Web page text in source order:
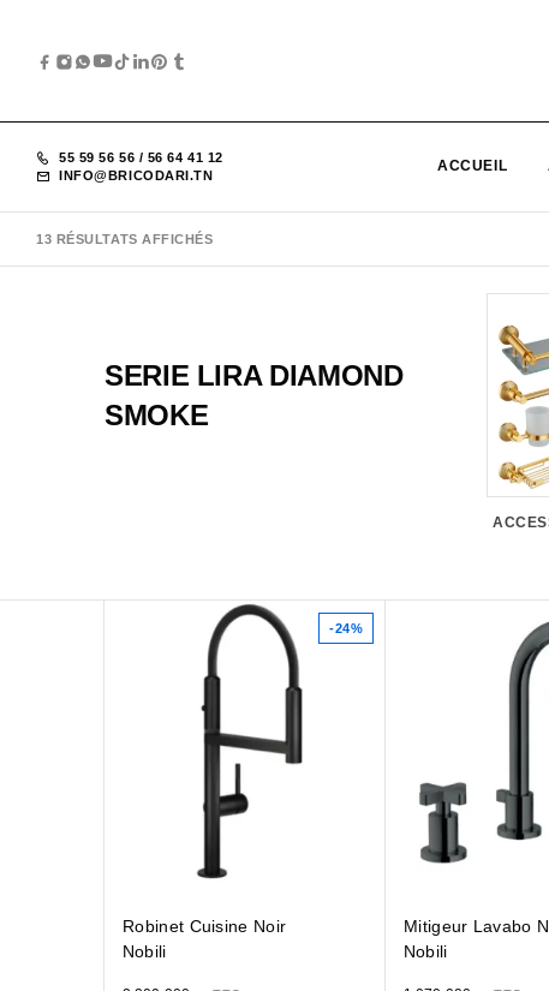
55 59 56 56 / 56 64 41 12
INFO@BRICODARI.TN
ACCUEIL
13 RÉSULTATS AFFICHÉS
SERIE LIRA DIAMOND
SMOKE
-24%
Robinet Cuisine Noir
Nobili
Mitigeur Lavabo
Nobili